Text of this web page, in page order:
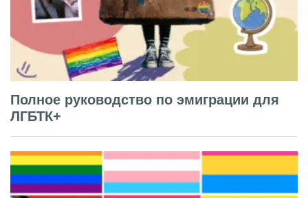
Полное руководство по эмиграции для
ЛГБТК+